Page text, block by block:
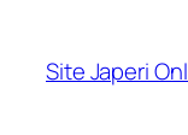
Site Japeri